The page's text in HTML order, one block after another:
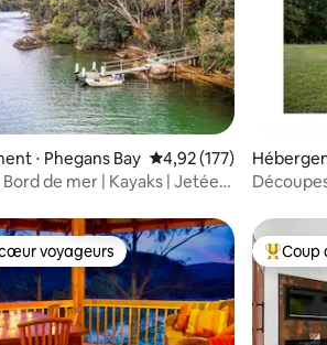
⋅ Phegans Bay Évaluation moyenne
4,92 (177)
de mer | Kayaks | Jetée
voyageurs
voyageurs Coups
Coup